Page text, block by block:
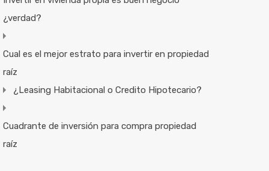
¿verdad?
Cual es el mejor estrato para invertir en propiedad
raíz
¿Leasing Habitacional o Credito Hipotecario?
Cuadrante de inversión para compra propiedad
raíz